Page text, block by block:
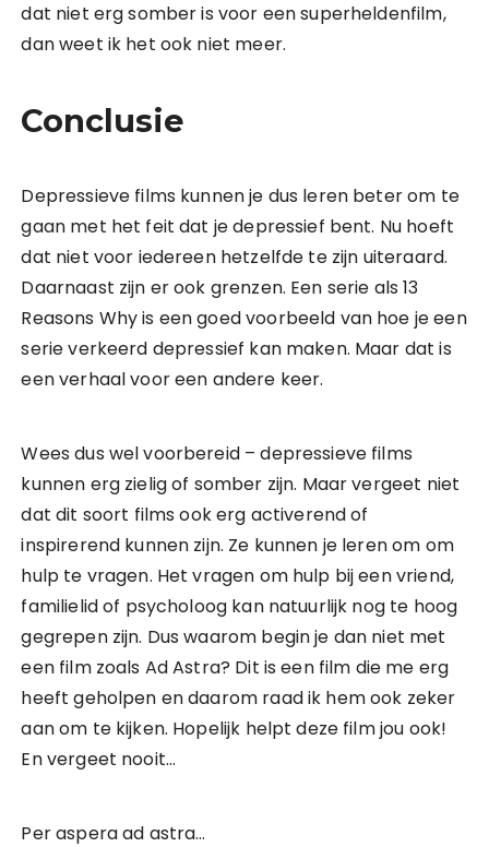
dat niet erg somber is voor een superheldenfilm,
dan weet ik het ook niet meer.
Conclusie
Depressieve films kunnen je dus leren beter om te
gaan met het feit dat je depressief bent. Nu hoeft
dat niet voor iedereen hetzelfde te zijn uiteraard.
Daarnaast zijn er ook grenzen. Een serie als 13
Reasons Why is een goed voorbeeld van hoe je een
serie verkeerd depressief kan maken. Maar dat is
een verhaal voor een andere keer.
Wees dus wel voorbereid – depressieve films
kunnen erg zielig of somber zijn. Maar vergeet niet
dat dit soort films ook erg activerend of
inspirerend kunnen zijn. Ze kunnen je leren om om
hulp te vragen. Het vragen om hulp bij een vriend,
familielid of psycholoog kan natuurlijk nog te hoog
gegrepen zijn. Dus waarom begin je dan niet met
een film zoals Ad Astra? Dit is een film die me erg
heeft geholpen en daarom raad ik hem ook zeker
aan om te kijken. Hopelijk helpt deze film jou ook!
En vergeet nooit…
Per aspera ad astra…